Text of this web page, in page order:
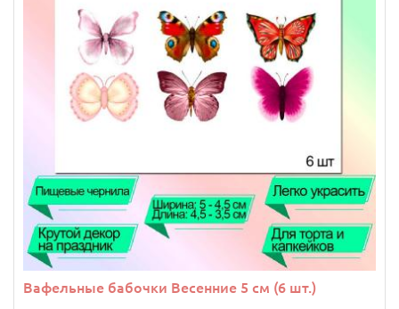
Вафельные бабочки Весенние 5 см (6 шт.)